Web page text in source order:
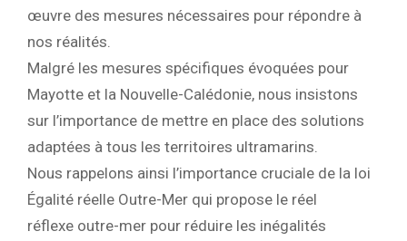
œuvre des mesures nécessaires pour répondre à
nos réalités.
Malgré les mesures spécifiques évoquées pour
Mayotte et la Nouvelle-Calédonie, nous insistons
sur l’importance de mettre en place des solutions
adaptées à tous les territoires ultramarins.
Nous rappelons ainsi l’importance cruciale de la loi
Égalité réelle Outre-Mer qui propose le réel
réflexe outre-mer pour réduire les inégalités